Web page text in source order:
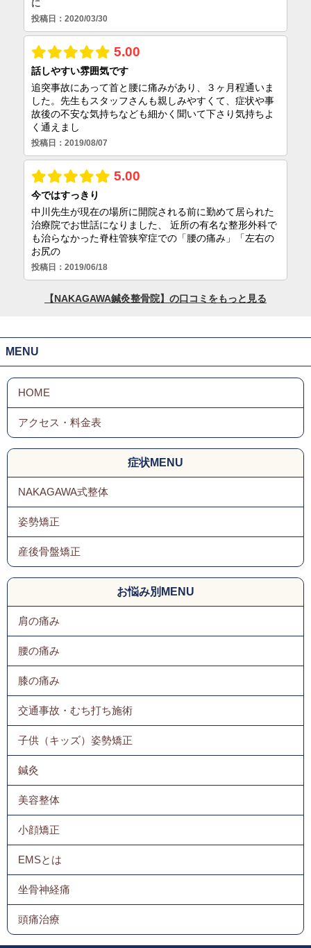
MENU
症状MENU
NAKAGAWA式整体
姿勢矯正
産後骨盤矯正
お悩み別MENU
肩の痛み
腰の痛み
膝の痛み
交通事故・むち打ち施術
子供（キッズ）姿勢矯正
鍼灸
美容整体
小顔矯正
EMSとは
坐骨神経痛
頭痛治療